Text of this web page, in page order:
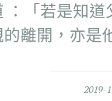
：「若是知道
離開，亦是
2019-